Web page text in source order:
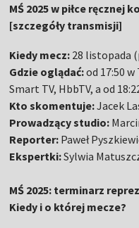
MŚ 2025 w piłce ręcznej
[szczegóły transmisji]
Kiedy mecz: 28 listopada
Gdzie oglądać:od 17:50
Smart TV, HbbTV, a od
Kto skomentuje:Jacek
Prowadzący studio:
Reporter: Paweł
Ekspertki:Sylwia
MŚ 2025: terminarz
Kiedy i o której mecze?